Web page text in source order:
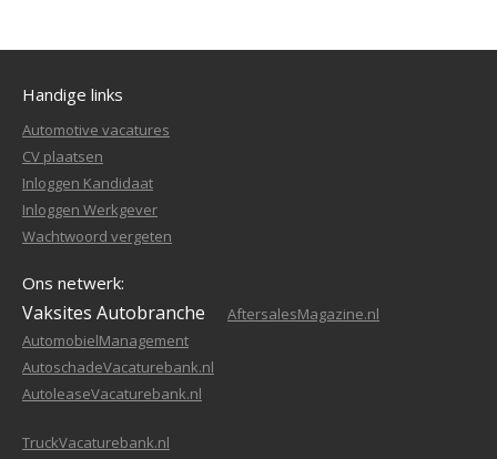
Handige links
Automotive vacatures
CV plaatsen
Inloggen Kandidaat
Inloggen Werkgever
Wachtwoord vergeten
Ons netwerk:
Vaksites Autobranche
AftersalesMagazine.nl
AutomobielManagement
AutoschadeVacaturebank.nl
AutoleaseVacaturebank.nl
TruckVacaturebank.nl